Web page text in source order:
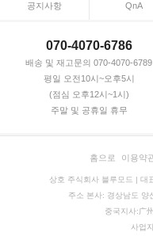
공지사항 QnA
070-4070-6786
배송 및 재고문의 070-4070-6789
평일 오전10시~오후5시
(점심 오후12시~1시)
주말 및 공휴일 휴무
홈으로 이용약
상호 주식회사 블루모드 | 대
주소 본사: 경상남도 양
중국지사:广
사업